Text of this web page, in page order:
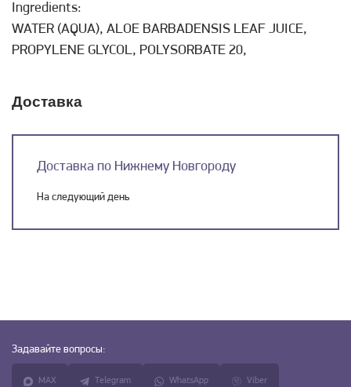
Ingredients:
WATER (AQUA), ALOE BARBADENSIS LEAF JUICE,
PROPYLENE GLYCOL, POLYSORBATE 20,
Доставка
Доставка по Нижнему Новгороду
На следующий день
Задавайте вопросы:
MAX Telegram WhatsApp Viber